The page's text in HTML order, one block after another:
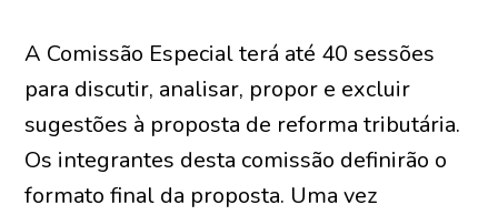
A Comissão Especial terá até 40 sessões
para discutir, analisar, propor e excluir
sugestões à proposta de reforma tributária.
Os integrantes desta comissão definirão o
formato final da proposta. Uma vez